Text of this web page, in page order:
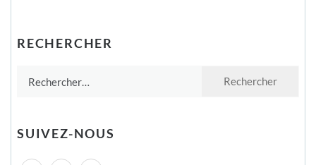
RECHERCHER
SUIVEZ-NOUS